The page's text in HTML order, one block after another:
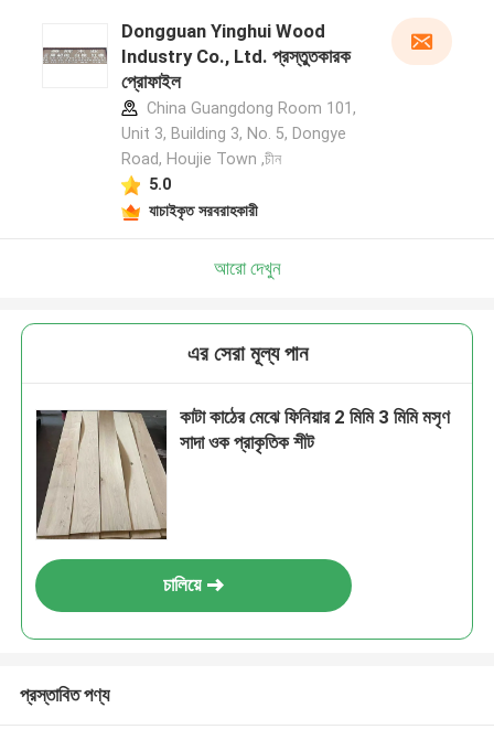
Dongguan Yinghui Wood
Industry Co., Ltd. প্রস্তুতকারক
প্রোফাইল
China Guangdong Room 101,
Unit 3, Building 3, No. 5, Dongye
Road, Houjie Town ,চীন
5.0
যাচাইকৃত সরবরাহকারী
আরো দেখুন
এর সেরা মূল্য পান
কাটা কাঠের মেঝে ফিনিয়ার 2 মিমি 3 মিমি মসৃণ
সাদা ওক প্রাকৃতিক শীট
চালিয়ে
প্রস্তাবিত পণ্য